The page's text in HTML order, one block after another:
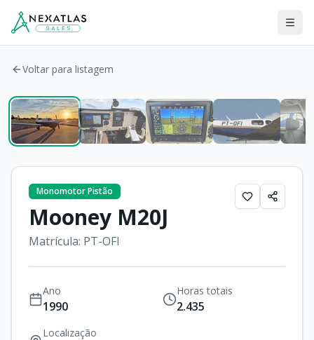
Voltar para listagem
Monomotor Pistão
Mooney M20J
Matrícula: PT-OFI
Ano
1990
Horas totais
2.435
Localização